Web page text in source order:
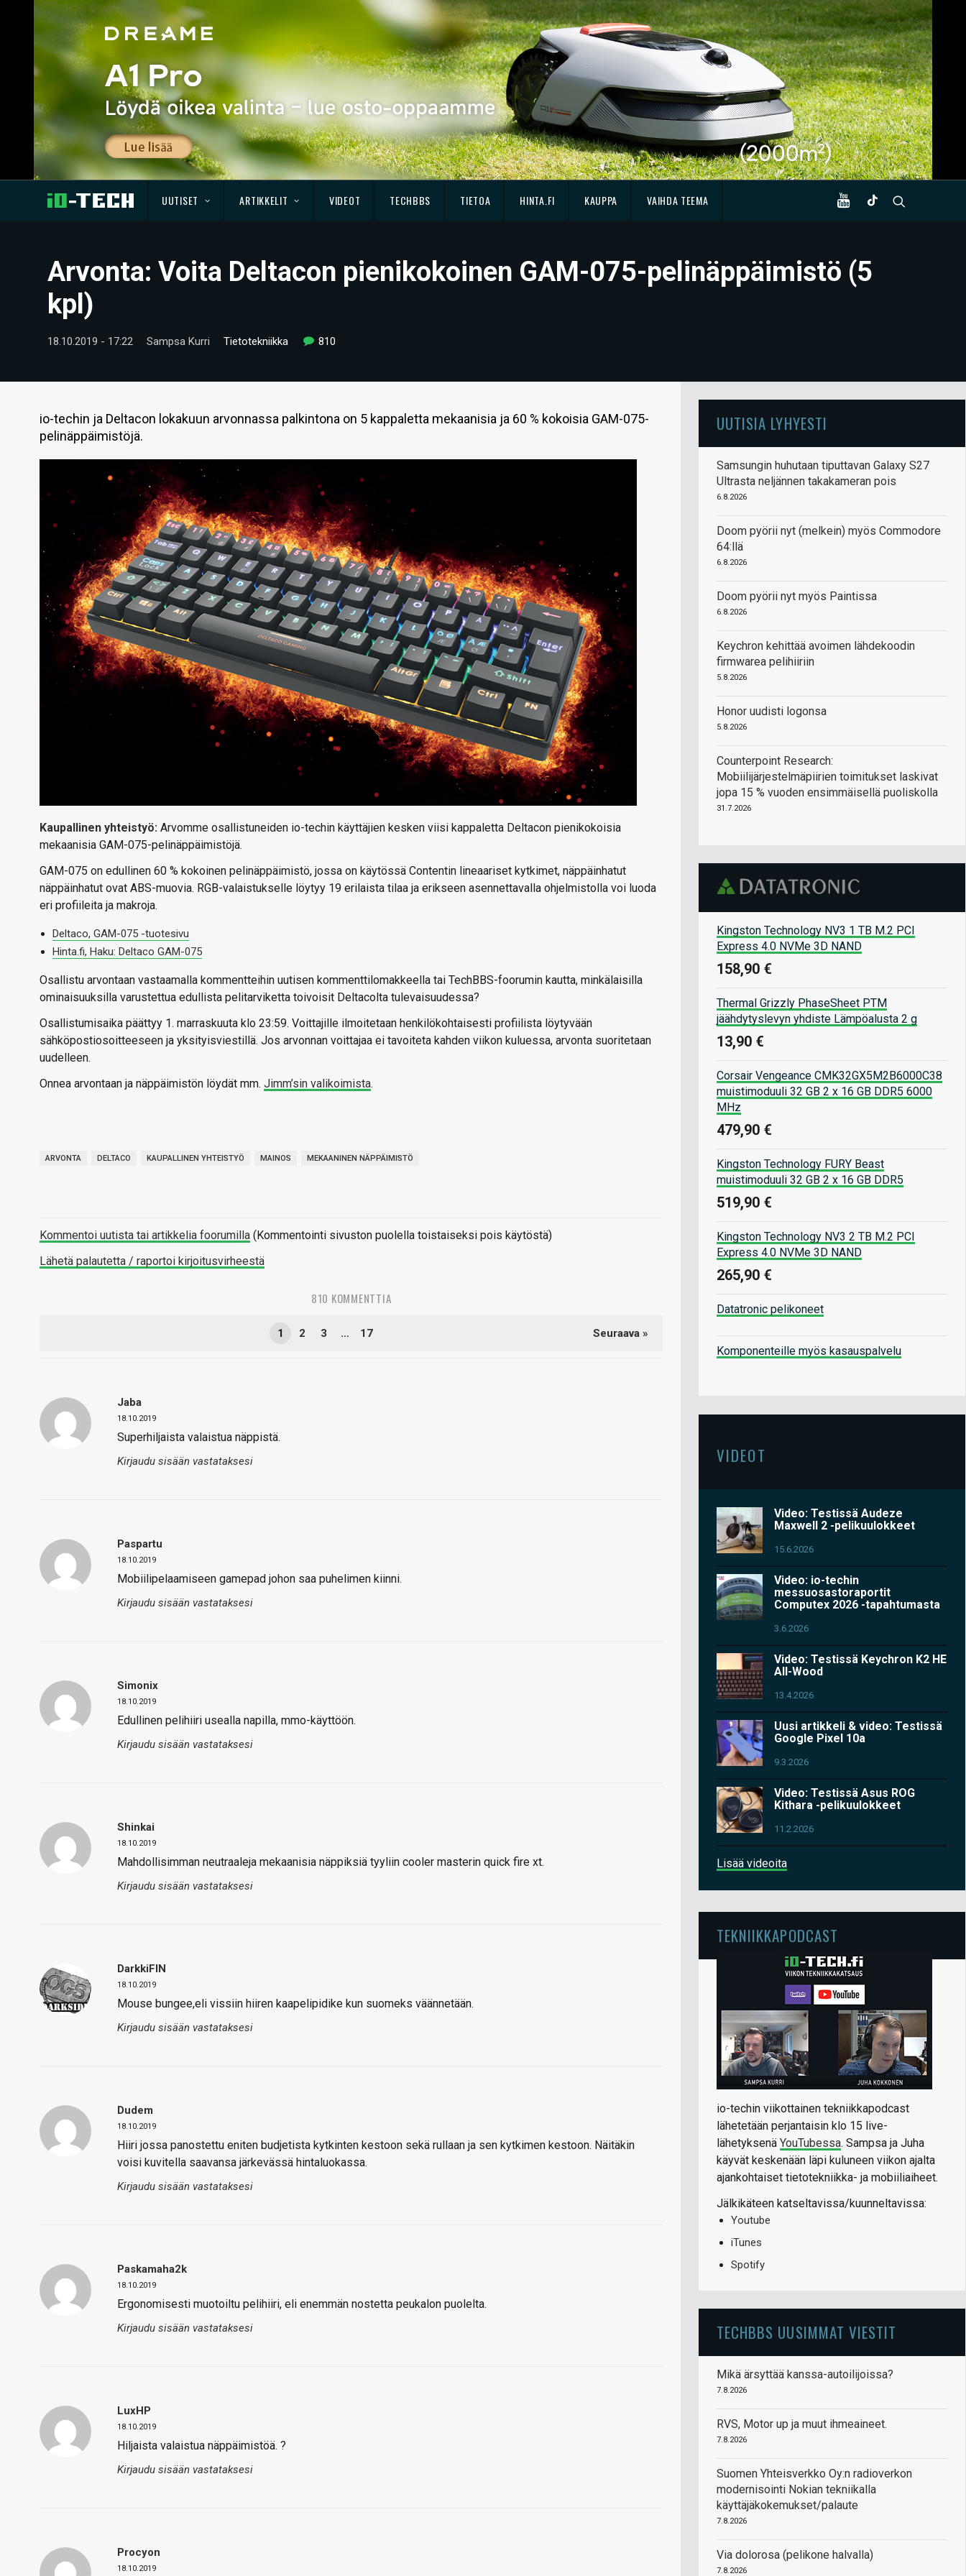
UUTISET ARTIKKELIT VIDEOT TECHBBS TIETOA HINTA.FI KAUPPA VAIHDA TEEMA
Arvonta: Voita Deltacon pienikokoinen GAM-075-pelinäppäimistö (5
kpl)
18.10.2019 - 17:22 Sampsa Kurri Tietotekniikka 810
io-techin ja Deltacon lokakuun arvonnassa palkintona on 5 kappaletta mekaanisia ja 60 % kokoisia GAM-075-
pelinäppäimistöjä.
Kaupallinen yhteistyö: Arvomme osallistuneiden io-techin käyttäjien kesken viisi kappaletta Deltacon pienikokoisia
mekaanisia GAM-075-pelinäppäimistöjä.
GAM-075 on edullinen 60 % kokoinen pelinäppäimistö, jossa on käytössä Contentin lineaariset kytkimet, näppäinhatut
näppäinhatut ovat ABS-muovia. RGB-valaistukselle löytyy 19 erilaista tilaa ja erikseen asennettavalla ohjelmistolla voi luoda
eri profiileita ja makroja.
Deltaco, GAM-075 -tuotesivu
Hinta.fi, Haku: Deltaco GAM-075
Osallistu arvontaan vastaamalla kommentteihin uutisen kommenttilomakkeella tai TechBBS-foorumin kautta, minkälaisilla
ominaisuuksilla varustettua edullista pelitarviketta toivoisit Deltacolta tulevaisuudessa?
Osallistumisaika päättyy 1. marraskuuta klo 23:59. Voittajille ilmoitetaan henkilökohtaisesti profiilista löytyvään
sähköpostiosoitteeseen ja yksityisviestillä. Jos arvonnan voittajaa ei tavoiteta kahden viikon kuluessa, arvonta suoritetaan
uudelleen.
Onnea arvontaan ja näppäimistön löydät mm. Jimm’sin valikoimista.
ARVONTA DELTACO KAUPALLINEN YHTEISTYÖ MAINOS MEKAANINEN NÄPPÄIMISTÖ
Kommentoi uutista tai artikkelia foorumilla (Kommentointi sivuston puolella toistaiseksi pois käytöstä)
Lähetä palautetta / raportoi kirjoitusvirheestä
810 KOMMENTTIA
1 2 3 … 17 Seuraava »
Jaba
18.10.2019
Superhiljaista valaistua näppistä.
Kirjaudu sisään vastataksesi
Paspartu
18.10.2019
Mobiilipelaamiseen gamepad johon saa puhelimen kiinni.
Kirjaudu sisään vastataksesi
Simonix
18.10.2019
Edullinen pelihiiri usealla napilla, mmo-käyttöön.
Kirjaudu sisään vastataksesi
Shinkai
18.10.2019
Mahdollisimman neutraaleja mekaanisia näppiksiä tyyliin cooler masterin quick fire xt.
Kirjaudu sisään vastataksesi
DarkkiFIN
18.10.2019
Mouse bungee,eli vissiin hiiren kaapelipidike kun suomeks väännetään.
Kirjaudu sisään vastataksesi
Dudem
18.10.2019
Hiiri jossa panostettu eniten budjetista kytkinten kestoon sekä rullaan ja sen kytkimen kestoon. Näitäkin
voisi kuvitella saavansa järkevässä hintaluokassa.
Kirjaudu sisään vastataksesi
Paskamaha2k
18.10.2019
Ergonomisesti muotoiltu pelihiiri, eli enemmän nostetta peukalon puolelta.
Kirjaudu sisään vastataksesi
LuxHP
18.10.2019
Hiljaista valaistua näppäimistöä. ?
Kirjaudu sisään vastataksesi
Procyon
18.10.2019
UUTISIA LYHYESTI
Samsungin huhutaan tiputtavan Galaxy S27
Ultrasta neljännen takakameran pois
6.8.2026
Doom pyörii nyt (melkein) myös Commodore
64:llä
6.8.2026
Doom pyörii nyt myös Paintissa
6.8.2026
Keychron kehittää avoimen lähdekoodin
firmwarea pelihiiriin
5.8.2026
Honor uudisti logonsa
5.8.2026
Counterpoint Research:
Mobiilijärjestelmäpiirien toimitukset laskivat
jopa 15 % vuoden ensimmäisellä puoliskolla
31.7.2026
Kingston Technology NV3 1 TB M.2 PCI
Express 4.0 NVMe 3D NAND
158,90 €
Thermal Grizzly PhaseSheet PTM
jäähdytyslevyn yhdiste Lämpöalusta 2 g
13,90 €
Corsair Vengeance CMK32GX5M2B6000C38
muistimoduuli 32 GB 2 x 16 GB DDR5 6000
MHz
479,90 €
Kingston Technology FURY Beast
muistimoduuli 32 GB 2 x 16 GB DDR5
519,90 €
Kingston Technology NV3 2 TB M.2 PCI
Express 4.0 NVMe 3D NAND
265,90 €
Datatronic pelikoneet
Komponenteille myös kasauspalvelu
VIDEOT
Video: Testissä Audeze
Maxwell 2 -pelikuulokkeet
15.6.2026
Video: io-techin
messuosastoraportit
Computex 2026 -tapahtumasta
3.6.2026
Video: Testissä Keychron K2 HE
All-Wood
13.4.2026
Uusi artikkeli & video: Testissä
Google Pixel 10a
9.3.2026
Video: Testissä Asus ROG
Kithara -pelikuulokkeet
11.2.2026
Lisää videoita
TEKNIIKKAPODCAST
io-techin viikottainen tekniikkapodcast
lähetetään perjantaisin klo 15 live-
lähetyksenä YouTubessa. Sampsa ja Juha
käyvät keskenään läpi kuluneen viikon ajalta
ajankohtaiset tietotekniikka- ja mobiiliaiheet.
Jälkikäteen katseltavissa/kuunneltavissa:
Youtube
iTunes
Spotify
TECHBBS UUSIMMAT VIESTIT
Mikä ärsyttää kanssa-autoilijoissa?
7.8.2026
RVS, Motor up ja muut ihmeaineet.
7.8.2026
Suomen Yhteisverkko Oy:n radioverkon
modernisointi Nokian tekniikalla
käyttäjäkokemukset/palaute
7.8.2026
Via dolorosa (pelikone halvalla)
7.8.2026